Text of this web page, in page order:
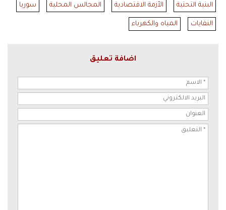
البنية التحتية الأزمة الاقتصادية المجالس المحلية سوريا
النفايات المياه والكهرباء
اضافة تعليق